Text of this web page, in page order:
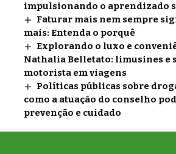
impulsionando o aprendizado
Faturar mais nem sempre
mais: Entenda o porquê
Explorando o luxo e
Nathalia Belletato: limusines e
motorista em viagens
Políticas públicas sobre
como a atuação do conselho
prevenção e cuidado